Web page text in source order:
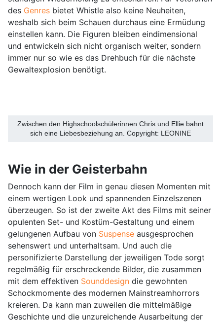
des Genres bietet Whistle also keine Neuheiten,
weshalb sich beim Schauen durchaus eine Ermüdung
einstellen kann. Die Figuren bleiben eindimensional
und entwickeln sich nicht organisch weiter, sondern
immer nur so wie es das Drehbuch für die nächste
Gewaltexplosion benötigt.
Zwischen den Highschoolschülerinnen Chris und Ellie bahnt
sich eine Liebesbeziehung an. Copyright: LEONINE
Wie in der Geisterbahn
Dennoch kann der Film in genau diesen Momenten mit
einem wertigen Look und spannenden Einzelszenen
überzeugen. So ist der zweite Akt des Films mit seiner
opulenten Set- und Kostüm-Gestaltung und einem
gelungenen Aufbau von Suspense ausgesprochen
sehenswert und unterhaltsam. Und auch die
personifizierte Darstellung der jeweiligen Tode sorgt
regelmäßig für erschreckende Bilder, die zusammen
mit dem effektiven Sounddesign die gewohnten
Schockmomente des modernen Mainstreamhorrors
kreieren. Da kann man zuweilen die mittelmäßige
Geschichte und die unzureichende Ausarbeitung der